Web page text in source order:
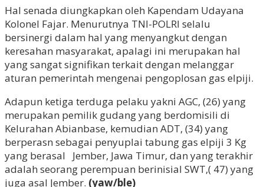
Hal senada diungkapkan oleh Kapendam Udayana
Kolonel Fajar. Menurutnya TNI-POLRI selalu
bersinergi dalam hal yang menyangkut dengan
keresahan masyarakat, apalagi ini merupakan hal
yang sangat signifikan terkait dengan melanggar
aturan pemerintah mengenai pengoplosan gas elpiji.
Adapun ketiga terduga pelaku yakni AGC, (26) yang
merupakan pemilik gudang yang berdomisili di
Kelurahan Abianbase, kemudian ADT, (34) yang
berperasn sebagai penyuplai tabung gas elpiji 3 Kg
yang berasal Jember, Jawa Timur, dan yang terakhir
adalah seorang perempuan berinisial SWT,( 47) yang
juga asal Jember. (yaw/ble)